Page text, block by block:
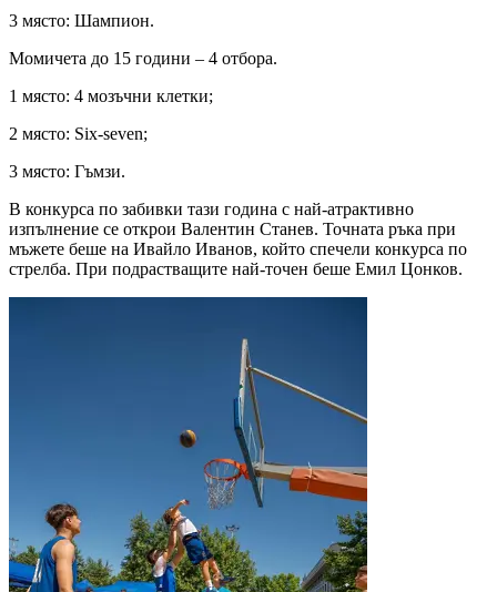
3 място: Шампион.
Момичета до 15 години – 4 отбора.
1 място: 4 мозъчни клетки;
2 място: Six-seven;
3 място: Гъмзи.
В конкурса по забивки тази година с най-атрактивно
изпълнение се открои Валентин Станев. Точната ръка при
мъжете беше на Ивайло Иванов, който спечели конкурса по
стрелба. При подрастващите най-точен беше Емил Цонков.